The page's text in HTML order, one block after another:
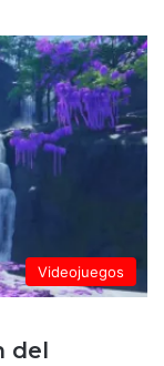
Videojuegos
del